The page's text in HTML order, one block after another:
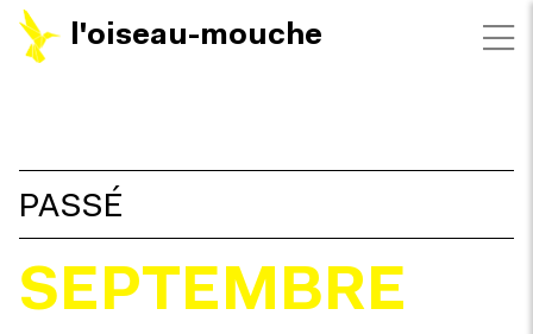
l'oiseau-mouche
FILTRES
PASSÉ
SEPTEMBRE